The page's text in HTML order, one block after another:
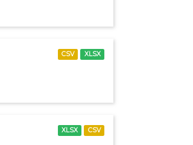
CSV XLSX
XLSX CSV